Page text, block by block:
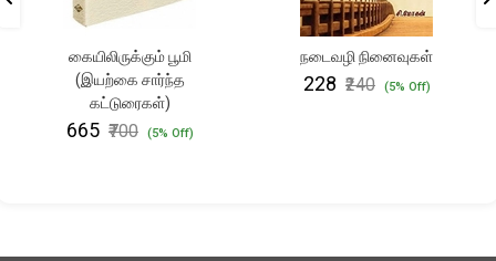
கையிலிருக்கும் பூமி
(இயற்கை சார்ந்த
கட்டுரைகள்)
₹665 ₹700 (5% Off)
நடைவழி நினைவுகள்
₹228 ₹240 (5% Off)